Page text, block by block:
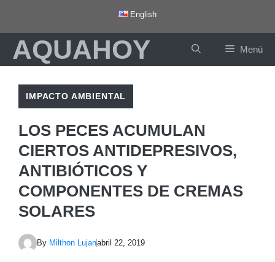
contenido
English
AQUAHOY Menú
IMPACTO AMBIENTAL
LOS PECES ACUMULAN
CIERTOS ANTIDEPRESIVOS,
ANTIBIÓTICOS Y
COMPONENTES DE CREMAS
SOLARES
By Milthon Lujanabril 22, 2019